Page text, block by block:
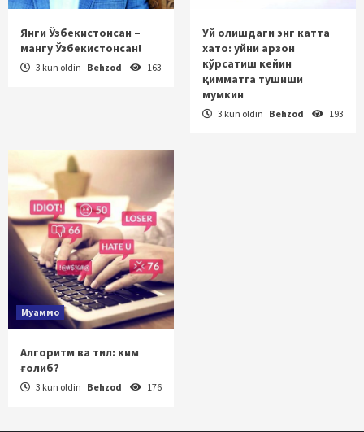
Янги Ўзбекистонсан –
мангу Ўзбекистонсан!
3 kun oldin Behzod 163
Уй олишдаги энг катта
хато: уйни арзон
кўрсатиш кейин
қимматга тушиши
мумкин
3 kun oldin Behzod 193
Муаммо
Алгоритм ва тил: ким
ғолиб?
3 kun oldin Behzod 176